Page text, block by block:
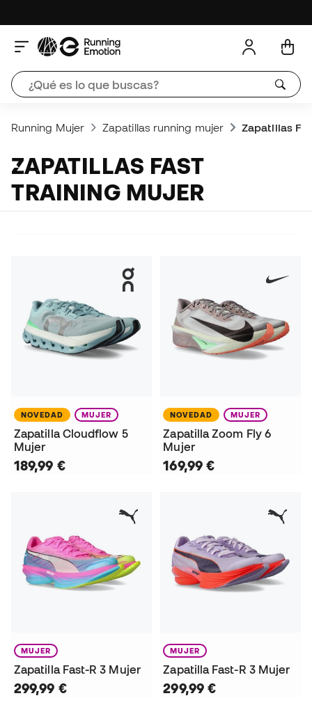
Running Mujer Zapatillas running mujer Zapatillas
ZAPATILLAS FAST
TRAINING MUJER
NOVEDAD MUJER
Zapatilla Cloudflow 5
Mujer
189,99 €
NOVEDAD MUJER
Zapatilla Zoom Fly 6
Mujer
169,99 €
MUJER
Zapatilla Fast-R 3 Mujer
299,99 €
MUJER
Zapatilla Fast-R 3 Mujer
299,99 €